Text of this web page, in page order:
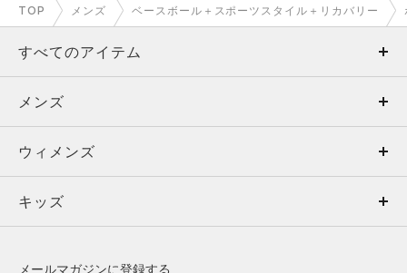
TOP メンズ ベースボール＋スポーツスタイル＋リカバリー
すべてのアイテム
メンズ
ウィメンズ
キッズ
メンズ
トップス
ボトムス
ウィメンズ
トップス
キッズ
メールマガジンに登録する